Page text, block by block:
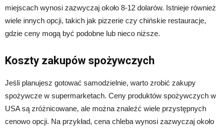
miejscach wynosi zazwyczaj około 8-12 dolarów. Istnieje również
wiele innych opcji, takich jak pizzerie czy chińskie restauracje,
gdzie ceny mogą być podobne lub nieco niższe.
Koszty zakupów spożywczych
Jeśli planujesz gotować samodzielnie, warto zrobić zakupy
spożywcze w supermarketach. Ceny produktów spożywczych w
USA są zróżnicowane, ale można znaleźć wiele przystępnych
cenowo opcji. Na przykład, cena chleba wynosi zazwyczaj około